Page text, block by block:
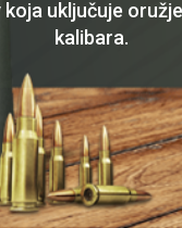
uključuje
kalibara.